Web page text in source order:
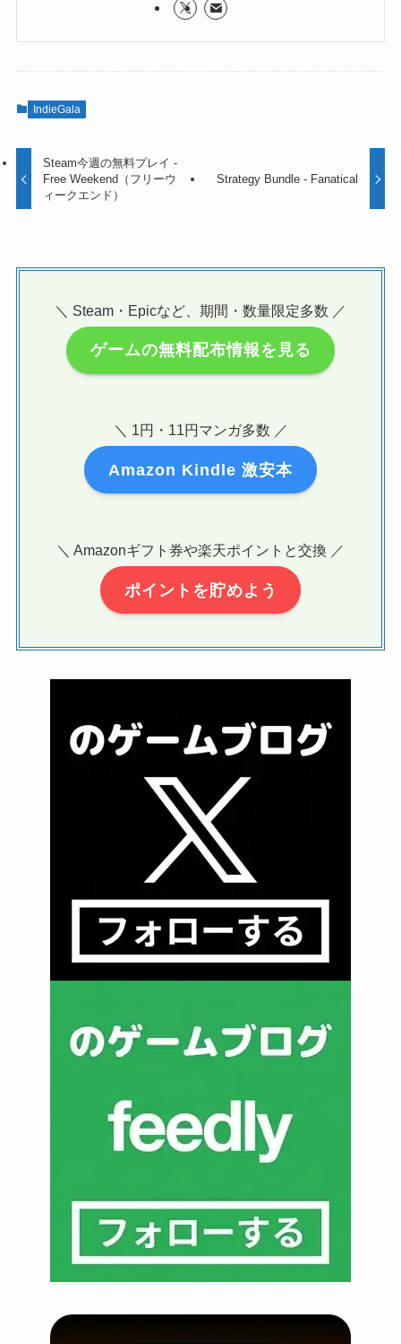
IndieGala
Steam今週の無料プレイ -
Free Weekend（フリーウ
ィークエンド）
Strategy Bundle - Fanatical
＼ Steam・Epicなど、期間・数量限定多数 ／
ゲームの無料配布情報を見る
＼ 1円・11円マンガ多数 ／
Amazon Kindle 激安本
＼ Amazonギフト券や楽天ポイントと交換 ／
ポイントを貯めよう